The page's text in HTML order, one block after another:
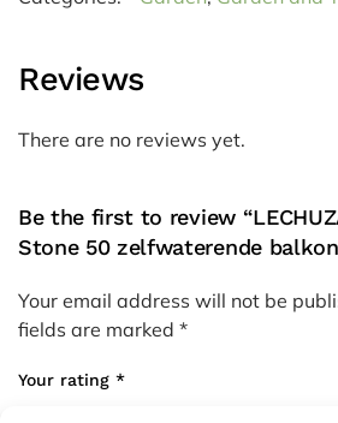
Reviews
There are no reviews yet.
Be the first to review
Stone 50 zelfwaterende
Your email address will not be
fields are marked *
Your rating *